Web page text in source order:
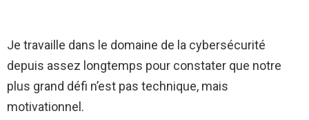
Je travaille dans le domaine de la cybersécurité
depuis assez longtemps pour constater que notre
plus grand défi n’est pas technique, mais
motivationnel.